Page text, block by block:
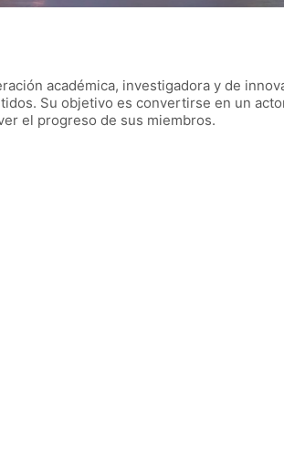
académica, investigadora y de
Su objetivo es convertirse en un
el progreso de sus miembros.